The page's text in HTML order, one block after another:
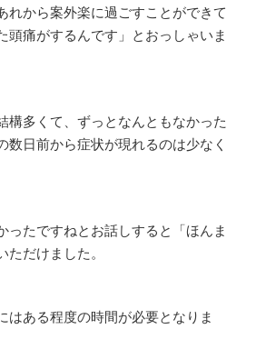
れから案外楽に過ごすことができて
頭痛がするんです」とおっしゃいま
構多くて、ずっとなんともなかった
数日前から症状が現れるのは少なく
ったですねとお話しすると「ほんま
だけました。
はある程度の時間が必要となりま